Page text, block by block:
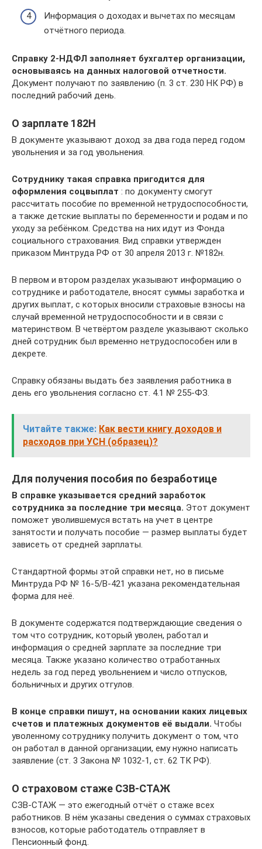
Информация о доходах и вычетах по месяцам
отчётного периода.
Справку 2‑НДФЛ заполняет бухгалтер организации,
основываясь на данных налоговой отчетности.
Документ получают по заявлению (п. 3 ст. 230 НК РФ) в
последний рабочий день.
О зарплате 182Н
В документе указывают доход за два года перед годом
увольнения и за год увольнения.
Сотруднику такая справка пригодится для
оформления соцвыплат : по документу смогут
рассчитать пособие по временной нетрудоспособности,
а также детские выплаты по беременности и родам и по
уходу за ребёнком. Средства на них идут из Фонда
социального страхования. Вид справки утвержден
приказом Минтруда РФ от 30 апреля 2013 г. №182н.
В первом и втором разделах указывают информацию о
сотруднике и работодателе, вносят суммы заработка и
других выплат, с которых вносили страховые взносы на
случай временной нетрудоспособности и в связи с
материнством. В четвёртом разделе указывают сколько
дней сотрудник был временно нетрудоспособен или в
декрете.
Справку обязаны выдать без заявления работника в
день его увольнения согласно ст. 4.1 № 255-ФЗ.
Читайте также: Как вести книгу доходов и
расходов при УСН (образец)?
Для получения пособия по безработице
В справке указывается средний заработок
сотрудника за последние три месяца. Этот документ
поможет уволившемуся встать на учет в центре
занятости и получать пособие — размер выплаты будет
зависеть от средней зарплаты.
Стандартной формы этой справки нет, но в письме
Минтруда РФ № 16-5/В-421 указана рекомендательная
форма для неё.
В документе содержатся подтверждающие сведения о
том что сотрудник, который уволен, работал и
информация о средней зарплате за последние три
месяца. Также указано количество отработанных
недель за год перед увольнением и число отпусков,
больничных и других отгулов.
В конце справки пишут, на основании каких лицевых
счетов и платежных документов её выдали. Чтобы
уволенному сотруднику получить документ о том, что
он работал в данной организации, ему нужно написать
заявление (ст. 3 Закона № 1032-1, ст. 62 ТК РФ).
О страховом стаже СЗВ-СТАЖ
СЗВ-СТАЖ — это ежегодный отчёт о стаже всех
работников. В нём указаны сведения о суммах страховых
взносов, которые работодатель отправляет в
Пенсионный фонд.